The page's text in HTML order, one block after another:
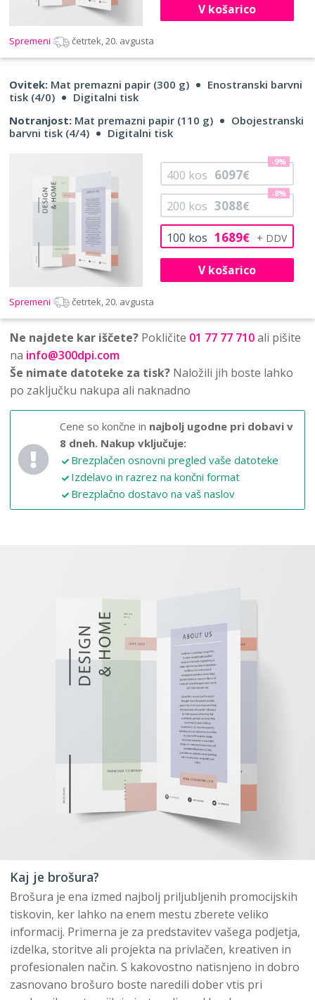
V košarico
Spremeni četrtek, 20. avgusta
Ovitek: Mat premazni papir (300 g)
Enostranski barvni
tisk (4/0)
Digitalni tisk
Notranjost: Mat premazni papir (110 g)
Obojestranski
barvni tisk (4/4)
Digitalni tisk
100 kos 1689€
200 kos 3088€
-8%
400 kos 6097€
-9%
V košarico
Spremeni četrtek, 20. avgusta
Ne najdete kar iščete? Pokličite 01 77 77 710ali pišite
na info@300dpi.com
Še nimate datoteke za tisk? Naložili jih boste lahko
po zaključku nakupa ali naknadno
Cene so končne in najbolj ugodne pri dobavi v
8 dneh. Nakup vključuje:
Brezplačen osnovni pregled vaše datoteke
Izdelavo in razrez na končni format
Brezplačno dostavo na vaš naslov
Kaj je brošura?
Brošura je ena izmed najbolj priljubljenih promocijskih
tiskovin, ker lahko na enem mestu zberete veliko
informacij. Primerna je za predstavitev vašega podjetja,
izdelka, storitve ali projekta na privlačen, kreativen in
profesionalen način. S kakovostno natisnjeno in dobro
zasnovano brošuro boste naredili dober vtis pri